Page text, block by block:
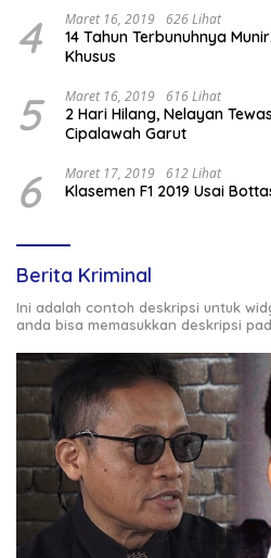
4 Maret 16, 2019 626 Lihat
14 Tahun Terbunuhnya
Khusus
5 Maret 16, 2019 616 Lihat
2 Hari Hilang, Nelayan
Cipalawah Garut
6 Maret 17, 2019 612 Lihat
Klasemen F1 2019 Usai
Berita Kriminal
Ini adalah contoh deskripsi untuk
anda bisa memasukkan deskripsi